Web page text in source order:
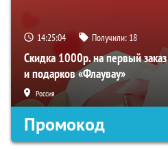
14:25:02 Получили: 18
Скидка 1000р. на первый
и подарков «Флаувау»
Россия
Промокод